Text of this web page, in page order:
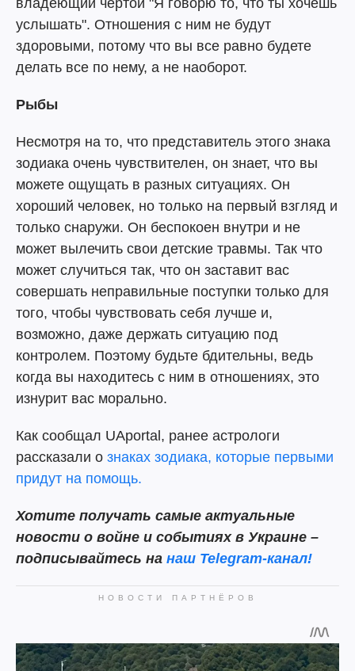
владеющий чертой "Я говорю то, что ты хочешь
услышать". Отношения с ним не будут
здоровыми, потому что вы все равно будете
делать все по нему, а не наоборот.
Рыбы
Несмотря на то, что представитель этого знака
зодиака очень чувствителен, он знает, что вы
можете ощущать в разных ситуациях. Он
хороший человек, но только на первый взгляд и
только снаружи. Он беспокоен внутри и не
может вылечить свои детские травмы. Так что
может случиться так, что он заставит вас
совершать неправильные поступки только для
того, чтобы чувствовать себя лучше и,
возможно, даже держать ситуацию под
контролем. Поэтому будьте бдительны, ведь
когда вы находитесь с ним в отношениях, это
изнурит вас морально.
Как сообщал UAportal, ранее астрологи
рассказали о знаках зодиака, которые первыми
придут на помощь.
Хотите получать самые актуальные
новости о войне и событиях в Украине –
подписывайтесь на наш Telegram-канал!